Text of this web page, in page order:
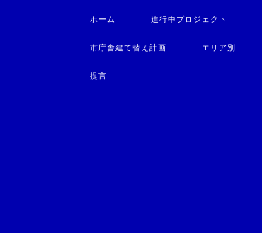
ホーム 進行中プロジェクト
市庁舎建て替え計画 エリア別
提言